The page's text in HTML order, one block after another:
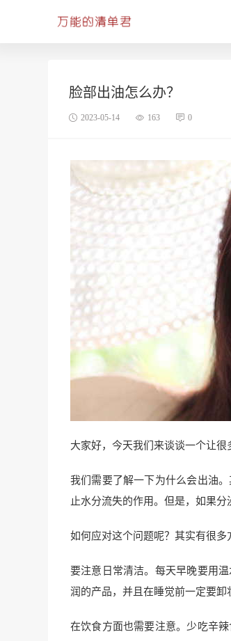
脸部出油怎么办？
2023-05-14 163 0
大家好，今天我们来谈谈一个让
我们需要了解一下为什么会出油
止水分流失的作用。但是，如果分
如何应对这个问题呢？其实有很多
要注意日常清洁。每天早晚要用
润的产品，并且在睡觉前一定要卸
在饮食方面也需要注意。少吃辛